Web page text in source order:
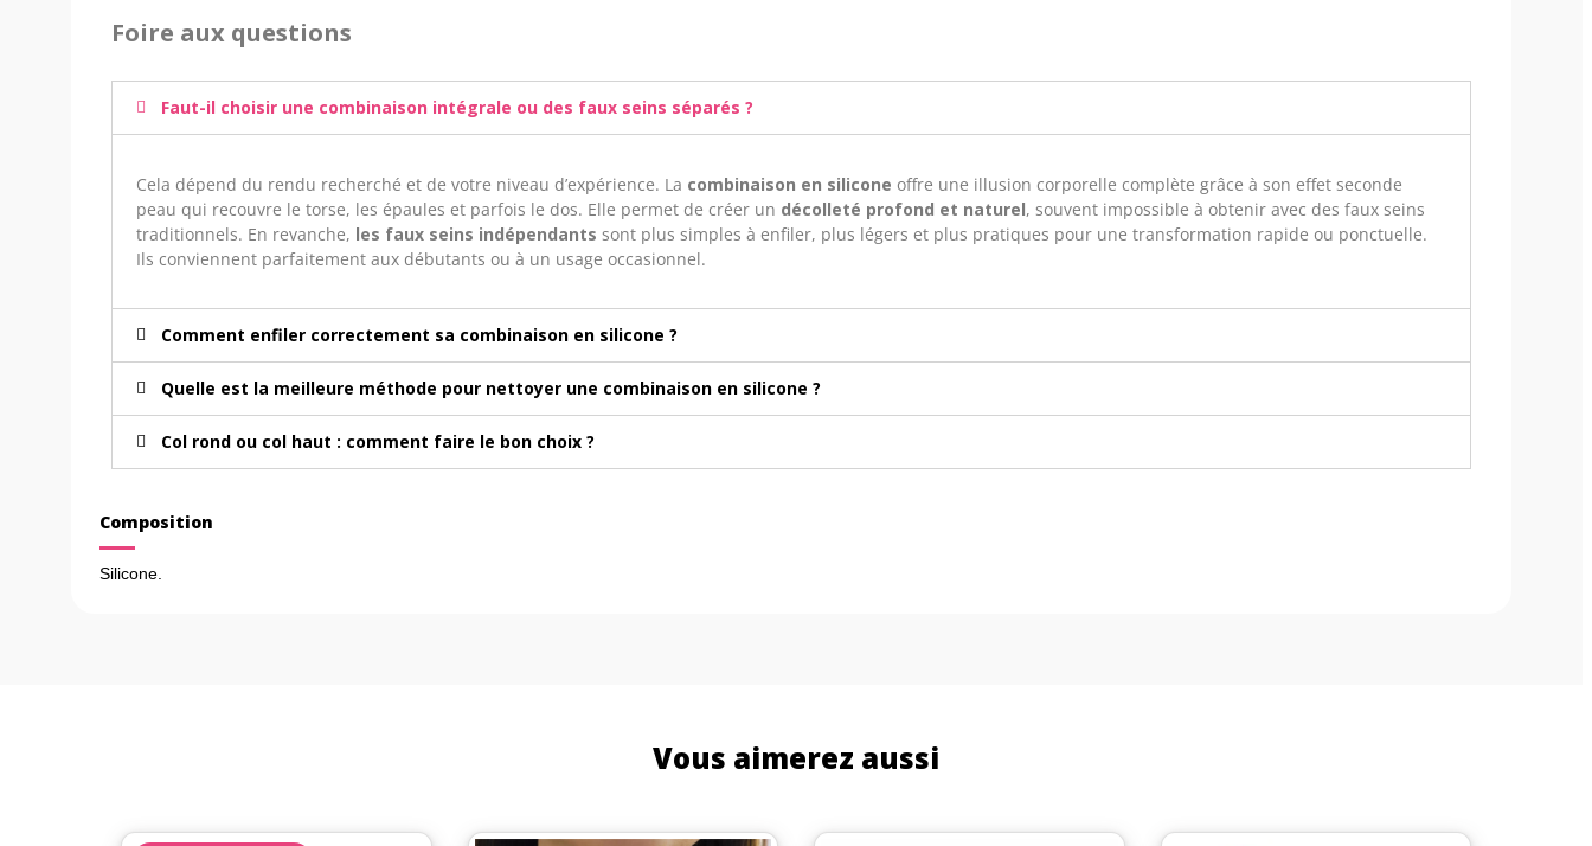
Foire aux questions
Faut-il choisir une combinaison intégrale ou des faux seins séparés ?
Cela dépend du rendu recherché et de votre niveau d’expérience. La combinaison en silicone offre une illusion corporelle complète grâce à son effet seconde
peau qui recouvre le torse, les épaules et parfois le dos. Elle permet de créer un décolleté profond et naturel, souvent impossible à obtenir avec des faux seins
traditionnels. En revanche, les faux seins indépendants sont plus simples à enfiler, plus légers et plus pratiques pour une transformation rapide ou ponctuelle.
Ils conviennent parfaitement aux débutants ou à un usage occasionnel.
Comment enfiler correctement sa combinaison en silicone ?
Quelle est la meilleure méthode pour nettoyer une combinaison en silicone ?
Col rond ou col haut : comment faire le bon choix ?
Composition
Silicone.
Vous aimerez aussi